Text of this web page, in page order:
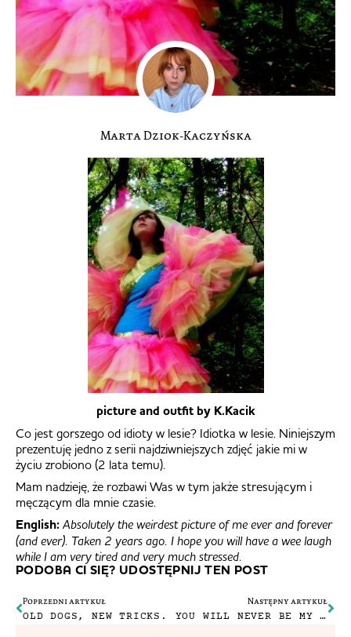
Marta Dziok-Kaczyńska
picture and outfit by K.Kacik
Co jest gorszego od idioty w lesie? Idiotka w lesie. Niniejszym
prezentuję jedno z serii najdziwniejszych zdjęć jakie mi w
życiu zrobiono (2 lata temu).
Mam nadzieję, że rozbawi Was w tym jakże stresującym i
męczącym dla mnie czasie.
English: Absolutely the weirdest picture of me ever and forever
(and ever). Taken 2 years ago. I hope you will have a wee laugh
while I am very tired and very much stressed.
PODOBA CI SIĘ? UDOSTĘPNIJ TEN POST
Poprzedni artykuł
OLD DOGS, NEW TRICKS.
Następny artykuł
YOU WILL NEVER BE MY DEER,DEER FRIEND